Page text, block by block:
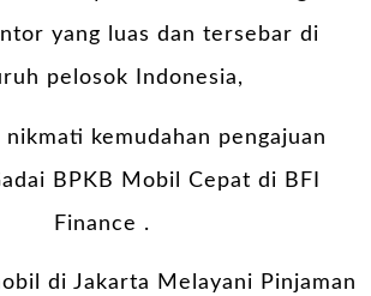
yang luas dan tersebar di
pelosok Indonesia,
kemudahan pengajuan
BPKB Mobil Cepat di BFI
Finance .
di Jakarta Melayani Pinjaman